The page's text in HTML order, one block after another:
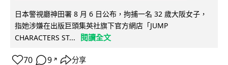
日本警視廳神田署 8 月 6 日公布，拘捕一名 32 歲大阪女子，
指她涉嫌在出版巨頭集英社旗下官方網店「JUMP
CHARACTERS ST...
閱讀全文
70 9 ↗ 分享